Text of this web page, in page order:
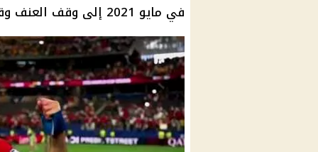
في مايو 2021 إلى وقف العنف وقتل الأبرياء.